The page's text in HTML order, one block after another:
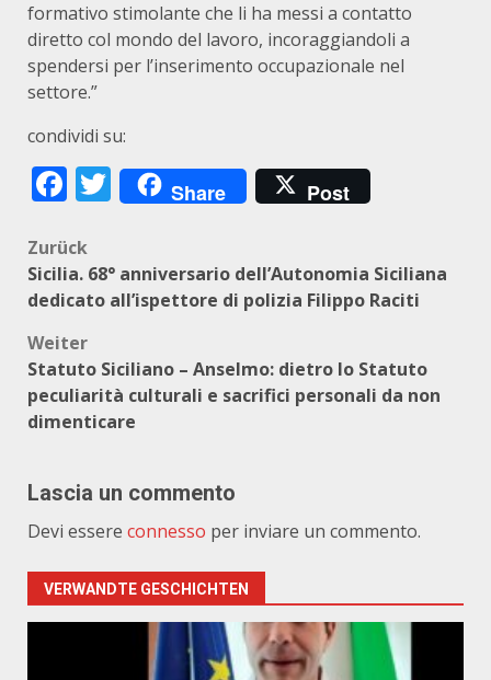
formativo stimolante che li ha messi a contatto
diretto col mondo del lavoro, incoraggiandoli a
spendersi per l’inserimento occupazionale nel
settore.”
condividi su:
Facebook
Twitter
Share Post
Beitragsnavigation
Zurück
Sicilia. 68° anniversario dell’Autonomia Siciliana
dedicato all’ispettore di polizia Filippo Raciti
Weiter
Statuto Siciliano – Anselmo: dietro lo Statuto
peculiarità culturali e sacrifici personali da non
dimenticare
Lascia un commento
Devi essere connesso per inviare un commento.
VERWANDTE GESCHICHTEN